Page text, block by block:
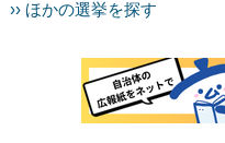
›› ほかの選挙を探す